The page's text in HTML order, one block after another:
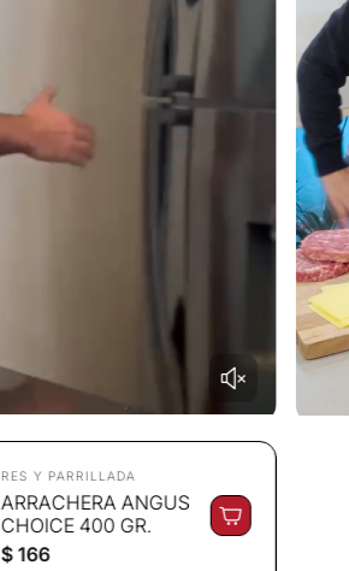
RES Y PARRILLADA
ARRACHERA ANGUS
CHOICE 400 GR.
P
$ 166